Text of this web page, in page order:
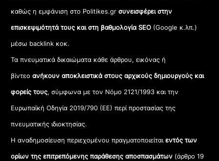
καθώς η εμφάνιση στο Politikes.gr συνεισφέρει στην
επισκεψιμότητά τους και στη βαθμολογία SEO (Google κ.λπ.)
μέσω backlink κοκ.
Τα πνευματικά δικαιώματα κάθε άρθρου, εικόνας ή
βίντεοανήκουν αποκλειστικά στους αρχικούς δημιουργούς και
φορείς τους, σύμφωνα με τον Νόμο 2121/1993 και την
Ευρωπαϊκή Οδηγία 2019/790 (ΕΕ) περί προστασίας της
πνευματικής ιδιοκτησίας.
Η αναδημοσίευση περιεχομένου πραγματοποιείταιεντός των
ορίων της επιτρεπόμενης παράθεσης αποσπασμάτων (άρθρο 19